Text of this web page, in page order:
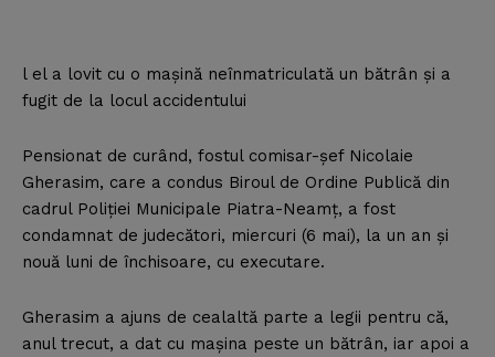
l el a lovit cu o maşină neînmatriculată un bătrân şi a
fugit de la locul accidentului
Pensionat de curând, fostul comisar-şef Nicolaie
Gherasim, care a condus Biroul de Ordine Publică din
cadrul Poliţiei Municipale Piatra-Neamţ, a fost
condamnat de judecători, miercuri (6 mai), la un an şi
nouă luni de închisoare, cu executare.
Gherasim a ajuns de cealaltă parte a legii pentru că,
anul trecut, a dat cu maşina peste un bătrân, iar apoi a